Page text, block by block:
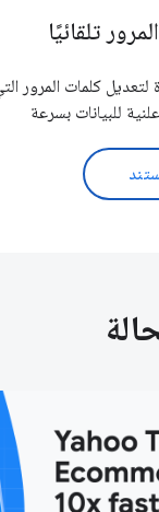
تلقائيًا
كلمات المرور
للبيانات بسرعة